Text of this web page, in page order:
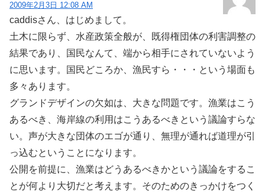
2009年2月3日 12:08 AM
caddisさん、はじめまして。
土木に限らず、水産政策全般が、既得権団体の利害調整の
結果であり、国民なんて、端から相手にされていないよう
に思います。国民どころか、漁民すら・・・という場面も
多々あります。
グランドデザインの欠如は、大きな問題です。漁業はこう
あるべき、海岸線の利用はこうあるべきという議論すらな
い。声が大きな団体のエゴが通り、無理が通れば道理が引
っ込むということになります。
公開を前提に、漁業はどうあるべきかという議論をするこ
とが何より大切だと考えます。そのためのきっかけをつく